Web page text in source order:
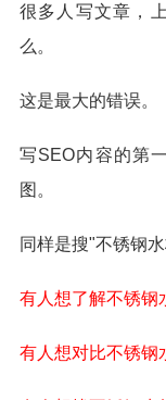
很多人写文章，
么。
这是最大的错误。
写SEO内容的第
图。
同样是搜"不锈钢
有人想了解不锈钢
有人想对比不锈钢